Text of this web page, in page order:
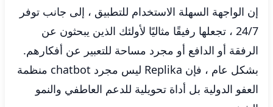
إن الواجهة السهلة الاستخدام للتطبيق ، إلى جانب توفر
24/7 ، تجعلها رفيقًا مثاليًا لأولئك الذين يبحثون عن
الرفقة أو الدافع أو مجرد مساحة للتعبير عن أفكارهم.
بشكل عام ، فإن Replika ليس مجرد chatbot منظمة
العفو الدولية بل أداة تحويلية للدعم العاطفي والنمو